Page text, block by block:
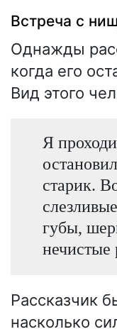
Встреча с
Однажды
когда его
Вид этого
Я
старик.
губы,
нечистые
Рассказчик
насколько